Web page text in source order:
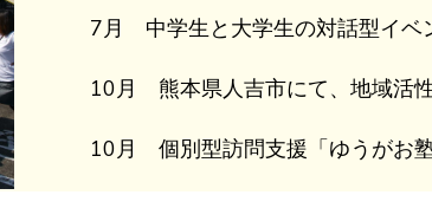
7月 中学生と大学生の対話型イ
10月 熊本県人吉市にて、地域活
10月 個別型訪問支援「ゆうがお